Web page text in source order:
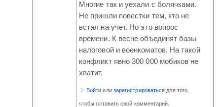
Многие так и уехали с болячками.
Не пришли повестки тем, кто не
встал на учет. Но это вопрос
времени. К весне объединят базы
налоговой и военкоматов. На такой
конфликт явно 300 000 мобиков не
хватит.
Войти или зарегистрироваться для того,
чтобы оставить свой комментарий.